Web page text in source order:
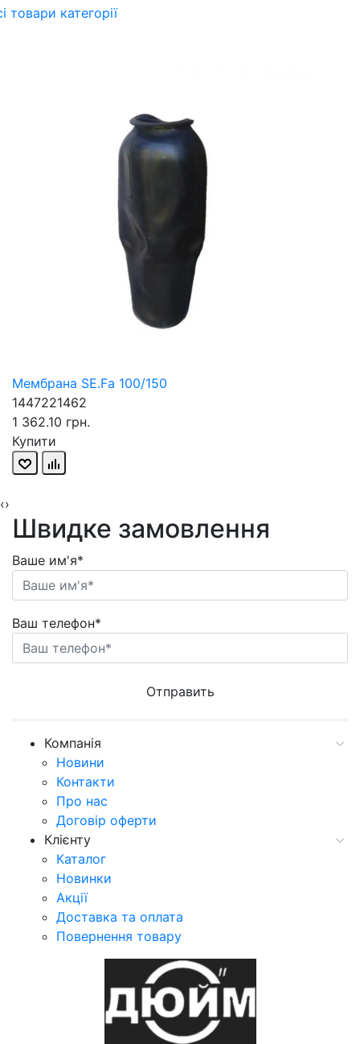
товари категорії
Мембрана SE.Fa 100/150
1447221462
1 362.10 грн.
Купити
‹›
Швидке замовлення
Ваше им'я*
Ваш телефон*
Компанія
Новини
Контакти
Про нас
Договір оферти
Клієнту
Каталог
Новинки
Акції
Доставка та оплата
Повернення товару